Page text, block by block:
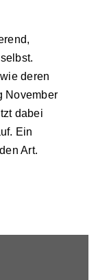
deren
November
dabei
Ein
Art.